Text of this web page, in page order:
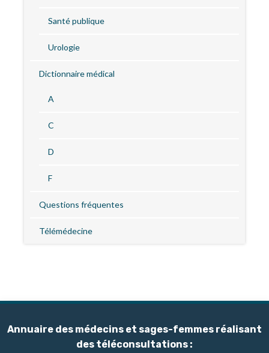
Santé publique
Urologie
Dictionnaire médical
A
C
D
F
Questions fréquentes
Télémédecine
Annuaire des médecins et sages-femmes réalisant
des téléconsultations :